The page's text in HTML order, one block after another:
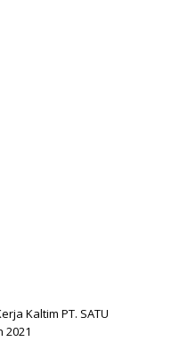
Kaltim PT. SATU
2021